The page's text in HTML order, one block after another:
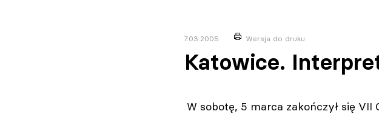
7.03.2005 Wersja do druku
Katowice.
W sobotę, 5 marca zakończył się